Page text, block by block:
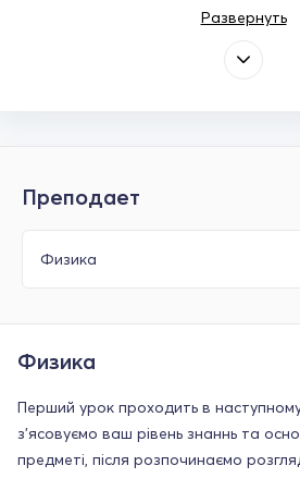
Развернуть
Преподает
Физика
Перший урок проходить в
з'ясовуємо ваш рівень знаннь та
предметі, після розпочинаємо